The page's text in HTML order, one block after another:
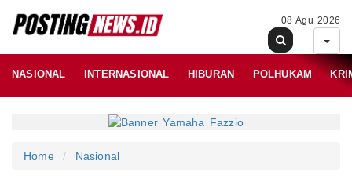
08 Agu 2026
NASIONAL INTERNASIONAL HIBURAN POLHUKAM
Home Nasional